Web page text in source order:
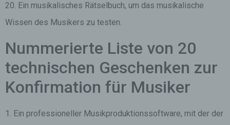
20. Ein musikalisches Rätselbuch, um das musikalische
Wissen des Musikers zu testen.
Nummerierte Liste von 20
technischen Geschenken zur
Konfirmation für Musiker
1. Ein professioneller Musikproduktionssoftware, mit der der